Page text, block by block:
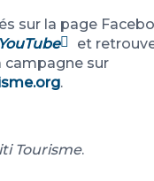
sur la page
YouTube
et
campagne sur
.
Tourisme.